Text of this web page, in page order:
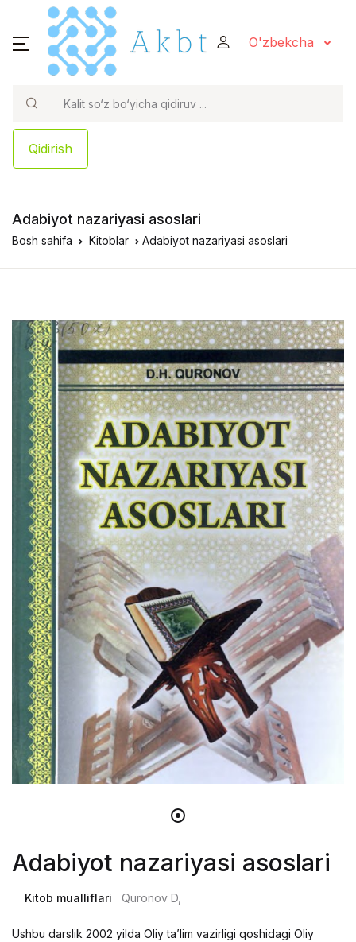
O'zbekcha
Qidirish
Adabiyot nazariyasi asoslari
Bosh sahifa Kitoblar Adabiyot nazariyasi asoslari
Adabiyot nazariyasi asoslari
Kitob mualliflari Quronov D,
Ushbu darslik 2002 yilda Oliy ta’lim vazirligi qoshidagi Oliy